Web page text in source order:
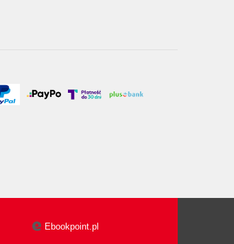
Ebookpoint.pl